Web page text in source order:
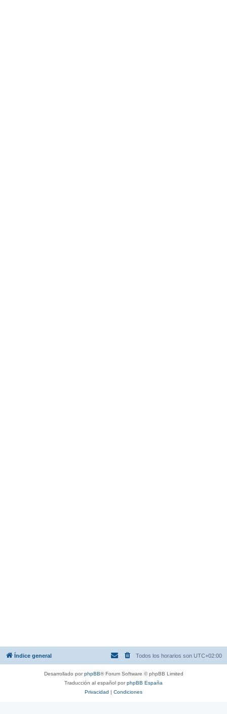
Índice general Todos los horarios son UTC+02:00
Desarrollado porphpBB® Forum Software © phpBB Limited
Traducción al español porphpBB España
Privacidad | Condiciones